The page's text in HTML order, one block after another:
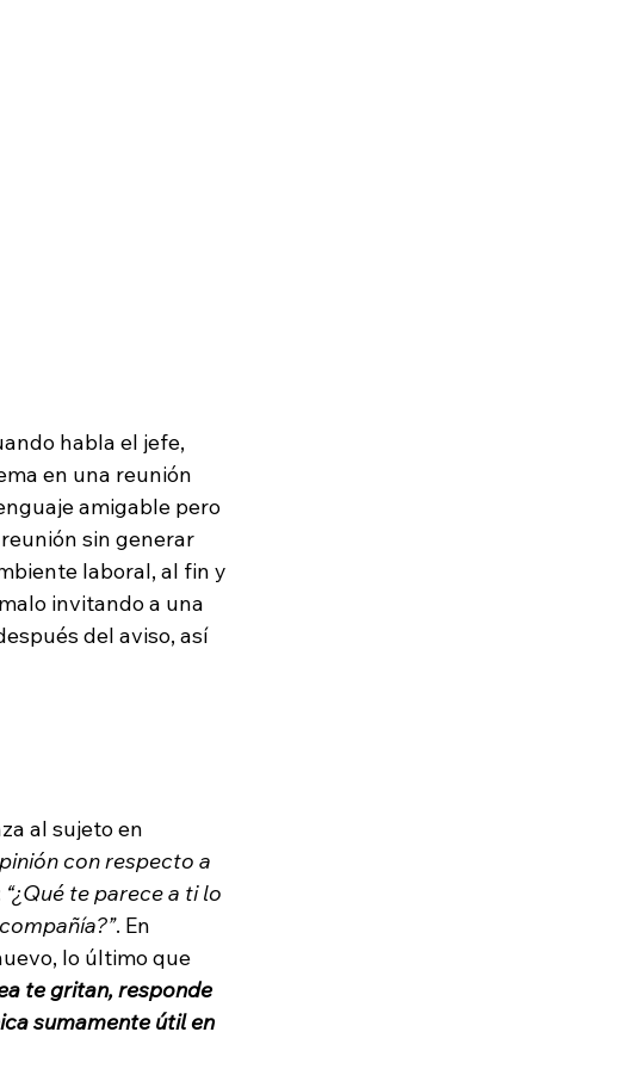
habla el jefe,
en una reunión
amigable pero
sin generar
laboral, al fin y
invitando a una
del aviso, así
al sujeto en
con respecto a
“¿Qué te parece a ti lo
. En
lo último que
te gritan, responde
sumamente útil en